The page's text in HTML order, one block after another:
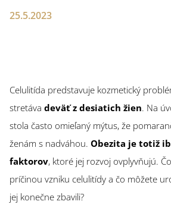
25.5.2023
Celulitída predstavuje kozmetický
stretáva deväť z desiatich žien. Na
stola často omieľaný mýtus, že
ženám s nadváhou. Obezita je totiž
faktorov, ktoré jej rozvoj ovplyvňujú.
príčinou vzniku celulitídy a čo môžete
jej konečne zbavili?